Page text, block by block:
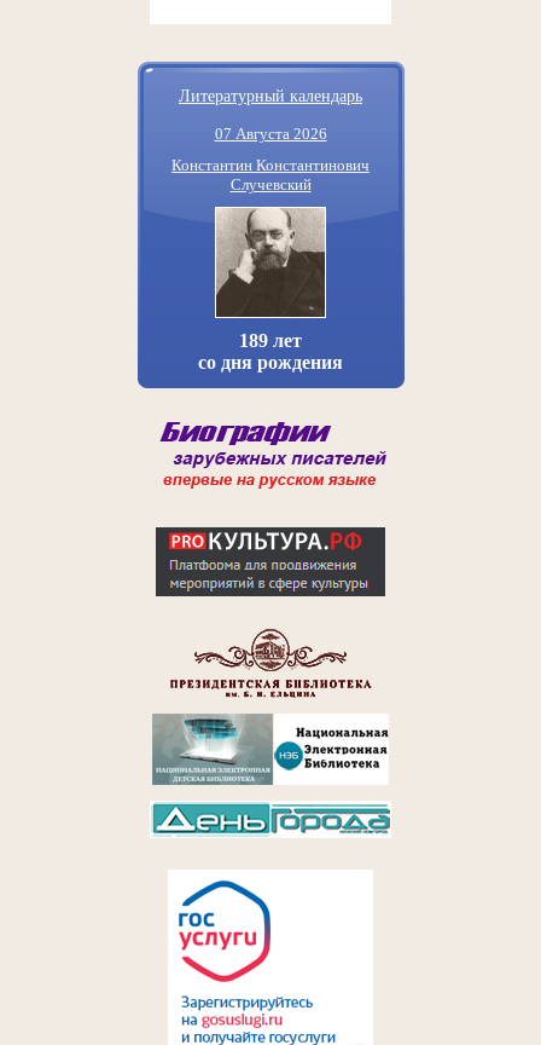
Литературный календарь
07 Августа 2026
Константин Константинович
Случевский
189 лет
со дня рождения